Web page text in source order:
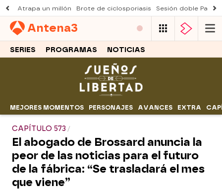
Atrapa un millón Brote de ciclosporiasis Sesión doble
Antena3
SERIES PROGRAMAS NOTICIAS
MEJORES MOMENTOS PERSONAJES AVANCES EXTRA
CAPÍTULO 573
El abogado de Brossard anuncia la
peor de las noticias para el futuro
de la fábrica: “Se trasladará el mes
que viene”